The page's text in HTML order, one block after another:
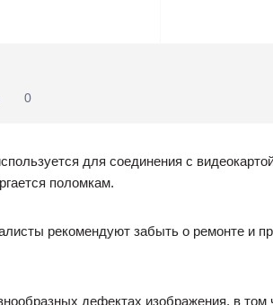
0
для соединения с
поломкам.
рекомендуют забыть о ремонте и
дефектах изображения, в том